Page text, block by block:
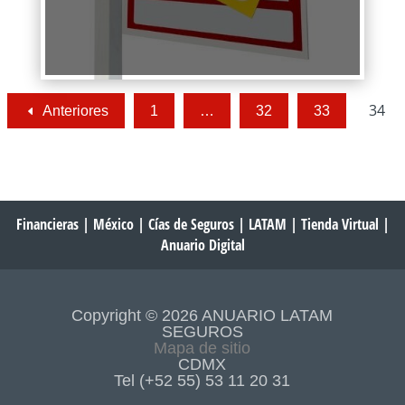
Anteriores 1 … 32 33 34
Financieras| México| Cías de Seguros| LATAM | Tienda Virtual |
Anuario Digital
Copyright © 2026 ANUARIO LATAM
SEGUROS
Mapa de sitio
CDMX
Tel (+52 55) 53 11 20 31